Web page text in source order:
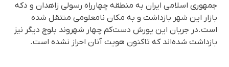
جمهوری اسلامی ایران به منطقه چهارراه رسولی زاهدان و دکه‌
بازار این شهر بازداشت و به مکان نامعلومی منتقل شده
است.در جریان این یورش دست‌کم چهار شهروند بلوچ دیگر نیز
بازداشت شده‌اند که تاکنون هویت آنان احراز نشده است.